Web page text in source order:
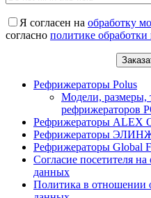
Я согласен на обработку
согласно политике
Рефрижераторы Polus
Модели, размеры,
рефрижераторов
Рефрижераторы ALEX
Рефрижераторы
Рефрижераторы Global
Согласие посетителя
данных
Политика в отношении